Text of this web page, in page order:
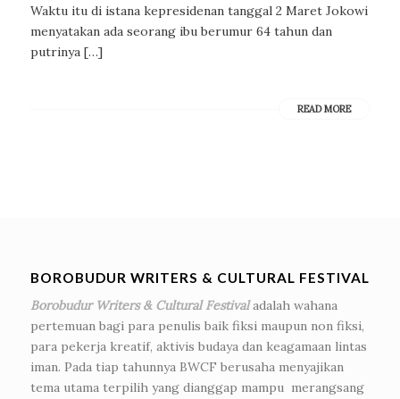
Waktu itu di istana kepresidenan tanggal 2 Maret Jokowi
menyatakan ada seorang ibu berumur 64 tahun dan
putrinya […]
READ MORE
BOROBUDUR WRITERS & CULTURAL FESTIVAL
Borobudur Writers & Cultural Festivaladalah wahana
pertemuan bagi para penulis baik fiksi maupun non fiksi,
para pekerja kreatif, aktivis budaya dan keagamaan lintas
iman. Pada tiap tahunnya BWCF berusaha menyajikan
tema utama terpilih yang dianggap mampu merangsang